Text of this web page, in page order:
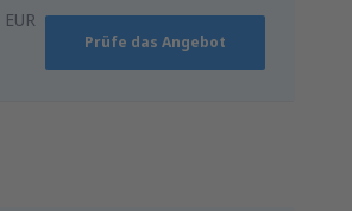
EUR
Prüfe das Angebot